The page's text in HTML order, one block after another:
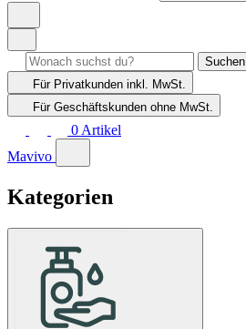
Suchen
Für Privatkunden inkl. MwSt.
Für Geschäftskunden ohne MwSt.
0 Artikel
Mavivo
Kategorien